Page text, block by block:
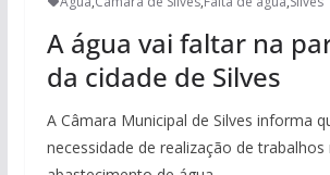
A água vai faltar na
da cidade de Silves
A Câmara Municipal de Silves informa
necessidade de realização de trabalhos